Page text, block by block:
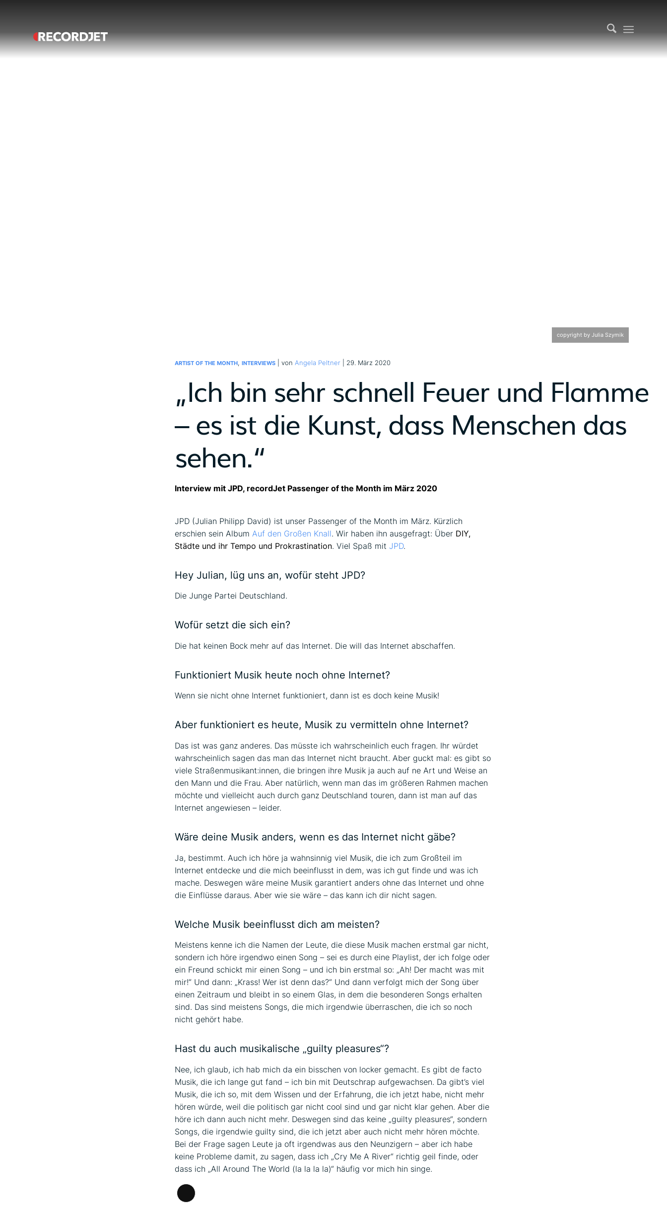
copyright by Julia Szymik
ARTIST OF THE MONTH, INTERVIEWS | von Angela Peltner | 29. März 2020
„Ich bin sehr schnell Feuer und Flamme
– es ist die Kunst, dass Menschen das
sehen.“
Interview mit JPD, recordJet Passenger of the Month im März 2020
JPD (Julian Philipp David) ist unser Passenger of the Month im März. Kürzlich
erschien sein Album Auf den Großen Knall. Wir haben ihn ausgefragt: Über DIY,
Städte und ihr Tempo und Prokrastination. Viel Spaß mit JPD.
Hey Julian, lüg uns an, wofür steht JPD?
Die Junge Partei Deutschland.
Wofür setzt die sich ein?
Die hat keinen Bock mehr auf das Internet. Die will das Internet abschaffen.
Funktioniert Musik heute noch ohne Internet?
Wenn sie nicht ohne Internet funktioniert, dann ist es doch keine Musik!
Aber funktioniert es heute, Musik zu vermitteln ohne Internet?
Das ist was ganz anderes. Das müsste ich wahrscheinlich euch fragen. Ihr würdet
wahrscheinlich sagen das man das Internet nicht braucht. Aber guckt mal: es gibt so
viele Straßenmusikant:innen, die bringen ihre Musik ja auch auf ne Art und Weise an
den Mann und die Frau. Aber natürlich, wenn man das im größeren Rahmen machen
möchte und vielleicht auch durch ganz Deutschland touren, dann ist man auf das
Internet angewiesen – leider.
Wäre deine Musik anders, wenn es das Internet nicht gäbe?
Ja, bestimmt. Auch ich höre ja wahnsinnig viel Musik, die ich zum Großteil im
Internet entdecke und die mich beeinflusst in dem, was ich gut finde und was ich
mache. Deswegen wäre meine Musik garantiert anders ohne das Internet und ohne
die Einflüsse daraus. Aber wie sie wäre – das kann ich dir nicht sagen.
Welche Musik beeinflusst dich am meisten?
Meistens kenne ich die Namen der Leute, die diese Musik machen erstmal gar nicht,
sondern ich höre irgendwo einen Song – sei es durch eine Playlist, der ich folge oder
ein Freund schickt mir einen Song – und ich bin erstmal so: „Ah! Der macht was mit
mir!“ Und dann: „Krass! Wer ist denn das?“ Und dann verfolgt mich der Song über
einen Zeitraum und bleibt in so einem Glas, in dem die besonderen Songs erhalten
sind. Das sind meistens Songs, die mich irgendwie überraschen, die ich so noch
nicht gehört habe.
Hast du auch musikalische „guilty pleasures“?
Nee, ich glaub, ich hab mich da ein bisschen von locker gemacht. Es gibt de facto
Musik, die ich lange gut fand – ich bin mit Deutschrap aufgewachsen. Da gibt’s viel
Musik, die ich so, mit dem Wissen und der Erfahrung, die ich jetzt habe, nicht mehr
hören würde, weil die politisch gar nicht cool sind und gar nicht klar gehen. Aber die
höre ich dann auch nicht mehr. Deswegen sind das keine „guilty pleasures“, sondern
Songs, die irgendwie guilty sind, die ich jetzt aber auch nicht mehr hören möchte.
Bei der Frage sagen Leute ja oft irgendwas aus den Neunzigern – aber ich habe
keine Probleme damit, zu sagen, dass ich „Cry Me A River“ richtig geil finde, oder
dass ich „All Around The World (la la la la)“ häufig vor mich hin singe.
Lange